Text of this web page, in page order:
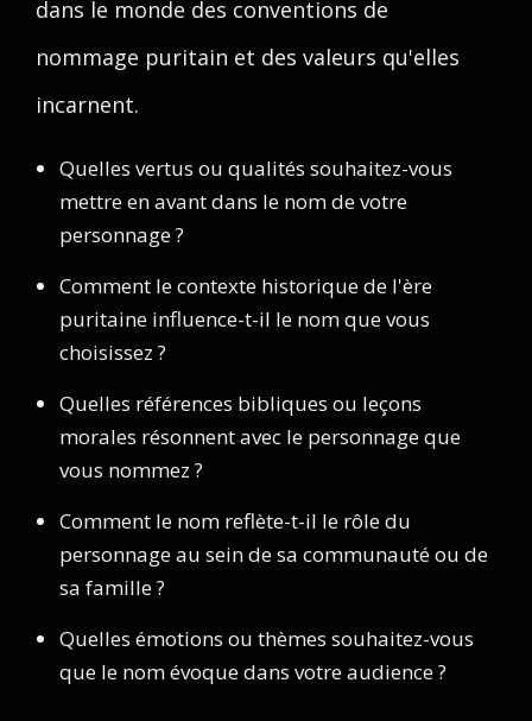
dans le monde des conventions de
nommage puritain et des valeurs qu'elles
incarnent.
Quelles vertus ou qualités souhaitez-vous
mettre en avant dans le nom de votre
personnage ?
Comment le contexte historique de l'ère
puritaine influence-t-il le nom que vous
choisissez ?
Quelles références bibliques ou leçons
morales résonnent avec le personnage que
vous nommez ?
Comment le nom reflète-t-il le rôle du
personnage au sein de sa communauté ou de
sa famille ?
Quelles émotions ou thèmes souhaitez-vous
que le nom évoque dans votre audience ?